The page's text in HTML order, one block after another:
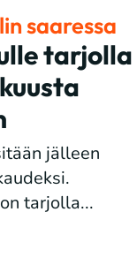
saaressa
tarjolla
jälleen
tarjolla...